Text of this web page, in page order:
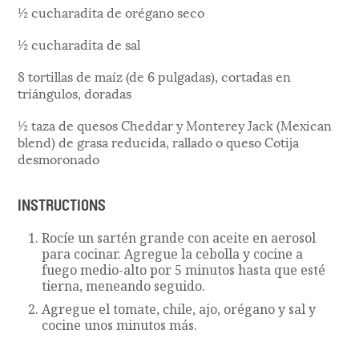
½ cucharadita de orégano seco
½ cucharadita de sal
8 tortillas de maíz (de 6 pulgadas), cortadas en
triángulos, doradas
½ taza de quesos Cheddar y Monterey Jack (Mexican
blend) de grasa reducida, rallado o queso Cotija
desmoronado
INSTRUCTIONS
Rocíe un sartén grande con aceite en aerosol
para cocinar. Agregue la cebolla y cocine a
fuego medio-alto por 5 minutos hasta que esté
tierna, meneando seguido.
Agregue el tomate, chile, ajo, orégano y sal y
cocine unos minutos más.